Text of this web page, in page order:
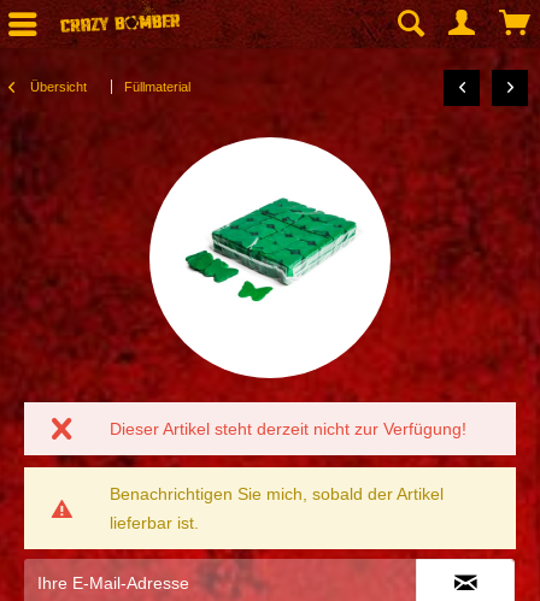
Übersicht Füllmaterial
Dieser Artikel steht derzeit nicht zur Verfügung!
Benachrichtigen Sie mich, sobald der Artikel
lieferbar ist.